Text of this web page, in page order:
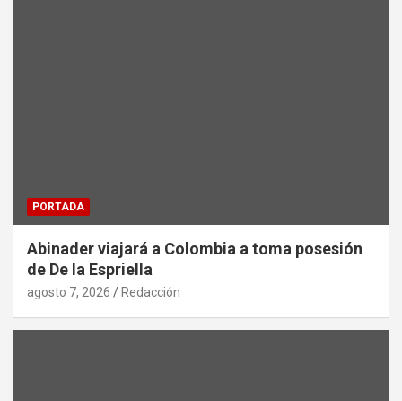
PORTADA
Abinader viajará a Colombia a toma posesión
de De la Espriella
agosto 7, 2026 Redacción